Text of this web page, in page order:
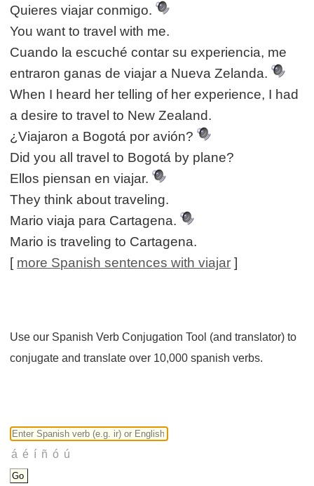
Quieres viajar conmigo.
You want to travel with me.
Cuando la escuché contar su experiencia, me
entraron ganas de viajar a Nueva Zelanda.
When I heard her telling of her experience, I had
a desire to travel to New Zealand.
¿Viajaron a Bogotá por avión?
Did you all travel to Bogotá by plane?
Ellos piensan en viajar.
They think about traveling.
Mario viaja para Cartagena.
Mario is traveling to Cartagena.
[ more Spanish sentences with viajar ]
Use our Spanish Verb Conjugation Tool (and translator) to
conjugate and translate over 10,000 spanish verbs.